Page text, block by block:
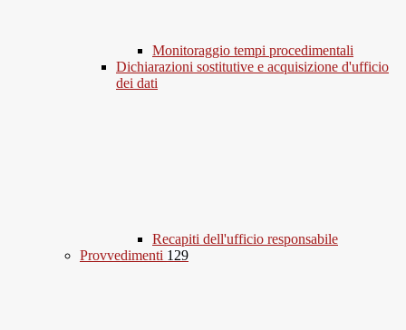
Monitoraggio tempi procedimentali
Dichiarazioni sostitutive e acquisizione d'ufficio
dei dati
Recapiti dell'ufficio responsabile
Provvedimenti 129